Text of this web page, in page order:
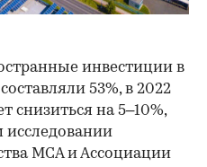
инвестиции в
53%, в 2022
снизиться на 5–10%,
исследовании
MCA и Ассоциации